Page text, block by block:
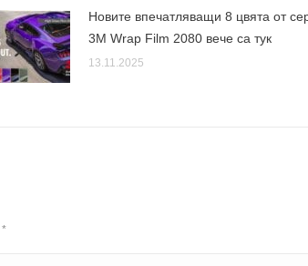
Новите впечатляващи 8 цвята от
3M Wrap Film 2080 вече са тук
13.11.2025
*